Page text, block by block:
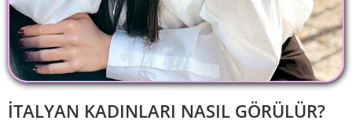
İTALYAN KADINLARI NASIL GÖRÜLÜR?